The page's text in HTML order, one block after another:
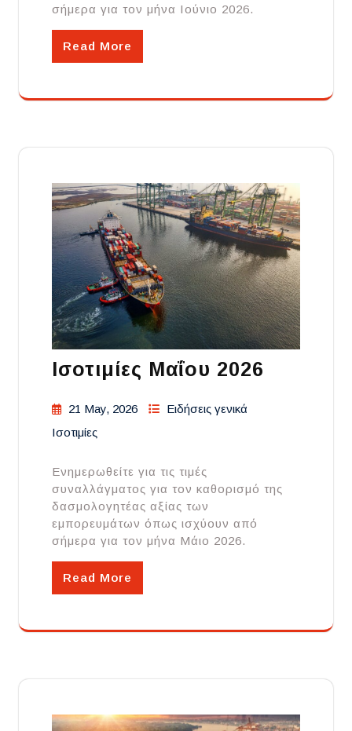
σήμερα για τον μήνα Ιούνιο 2026.
Read More
Ισοτιμίες Μαΐου 2026
21 May, 2026
Ειδήσεις γενικά
Ισοτιμίες
Ενημερωθείτε για τις τιμές
συναλλάγματος για τον καθορισμό της
δασμολογητέας αξίας των
εμπορευμάτων όπως ισχύουν από
σήμερα για τον μήνα Μάιο 2026.
Read More